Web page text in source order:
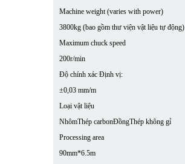
Machine weight (varies with power)
3800kg (bao gồm thư viện vật liệu tự động)
Maximum chuck speed
200r/min
Độ chính xác Định vị:
±0,03 mm/m
Loại vật liệu
NhômThép carbonĐồngThép không gỉ
Processing area
90mm*6.5m